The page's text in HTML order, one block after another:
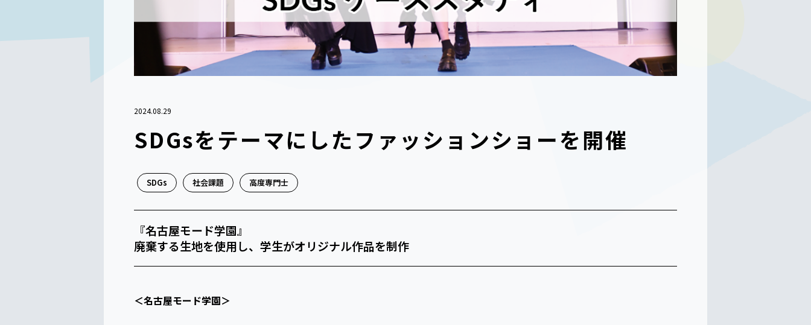
2024.08.29
SDGsをテーマにしたファッションショーを開催
SDGs 社会課題 高度専門士
『名古屋モード学園』
廃棄する生地を使用し、学生がオリジナル作品を制作
＜名古屋モード学園＞